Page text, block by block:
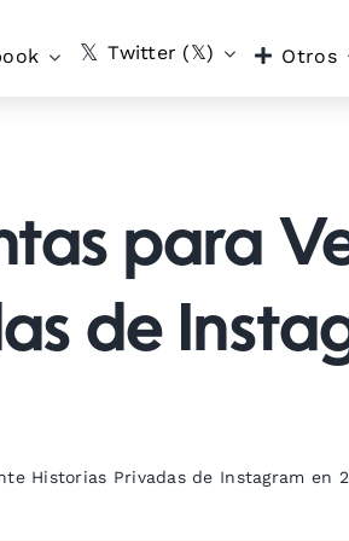
Twitter (𝕏) Otros
para
de
Historias Privadas de Instagram en